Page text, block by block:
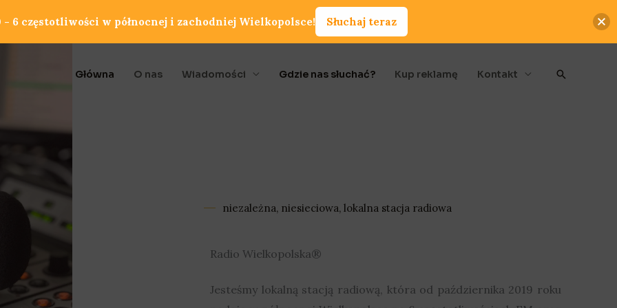
Główna O nas Wiadomości Gdzie nas słuchać? Kup reklamę Kontakt Szukaj
niezależna, niesieciowa, lokalna stacja radiowa
Radio Wielkopolska®
Jesteśmy lokalną stacją radiową, która od października 2019 roku
6 częstotliwości w północnej i zachodniej Wielkopolsce! Słuchaj teraz